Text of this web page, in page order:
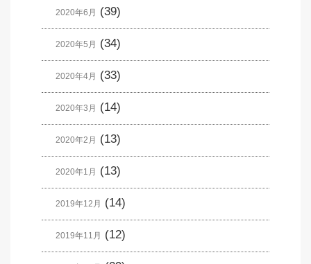
2020年6月 (39)
2020年5月 (34)
2020年4月 (33)
2020年3月 (14)
2020年2月 (13)
2020年1月 (13)
2019年12月 (14)
2019年11月 (12)